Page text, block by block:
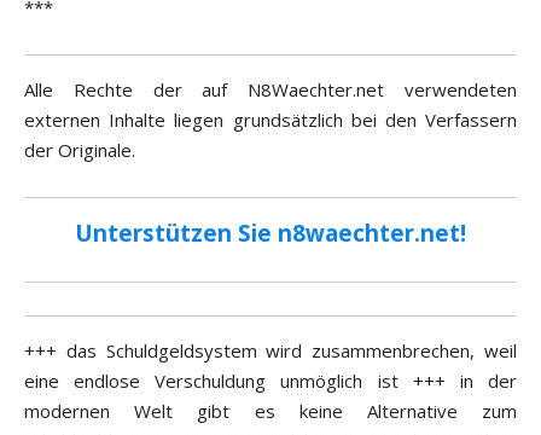
***
Alle Rechte der auf N8Waechter.net verwendeten
externen Inhalte liegen grundsätzlich bei den Verfassern
der Originale.
Unterstützen Sie n8waechter.net!
+++ das Schuldgeldsystem wird zusammenbrechen, weil
eine endlose Verschuldung unmöglich ist +++ in der
modernen Welt gibt es keine Alternative zum